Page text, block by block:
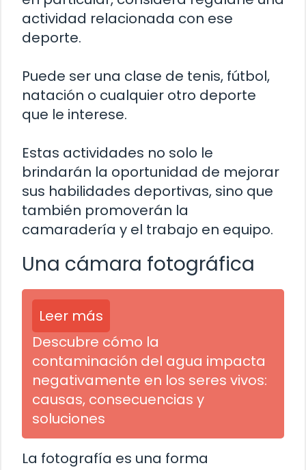
actividad relacionada con ese
deporte.
Puede ser una clase de tenis, fútbol,
natación o cualquier otro deporte
que le interese.
Estas actividades no solo le
brindarán la oportunidad de mejorar
sus habilidades deportivas, sino que
también promoverán la
camaradería y el trabajo en equipo.
Una cámara fotográfica
Leer más
Descubre cómo la
contaminación del agua impacta
negativamente en los seres vivos:
causas, consecuencias y
soluciones
La fotografía es una forma